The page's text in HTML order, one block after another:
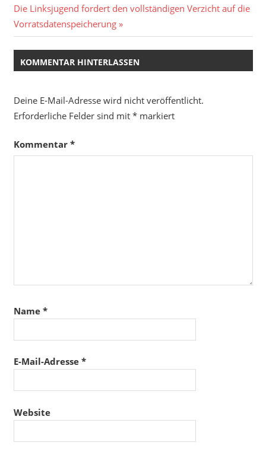
Nächster
Beitrag:
Die Linksjugend fordert den vollständigen Verzicht auf die
Vorratsdatenspeicherung
KOMMENTAR HINTERLASSEN
Deine E-Mail-Adresse wird nicht veröffentlicht.
Erforderliche Felder sind mit *markiert
Kommentar *
Name *
E-Mail-Adresse *
Website